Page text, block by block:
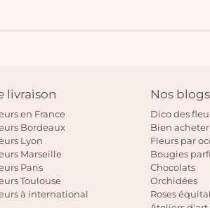
livraison
en France
Bordeaux
Lyon
Marseille
Paris
Toulouse
à international
Nos blogs
Dico des
Bien acheter
Fleurs par
Bougies
Chocolats
Orchidées
Roses